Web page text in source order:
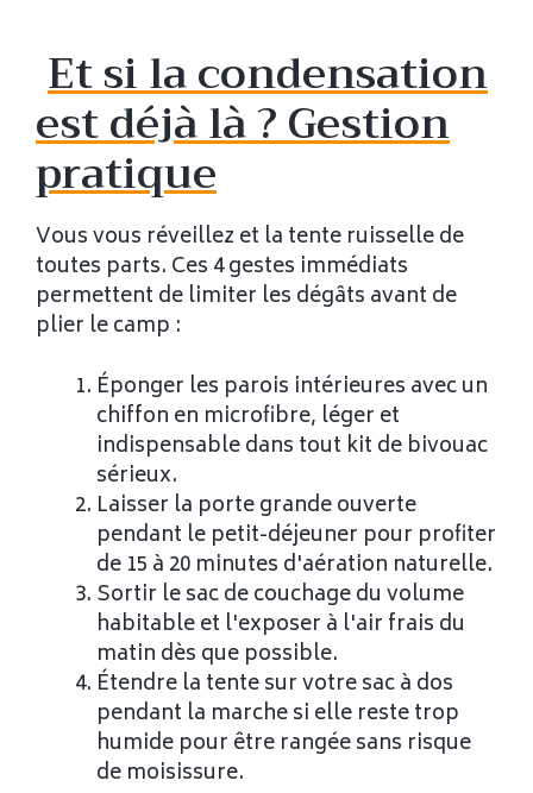
Et si la condensation
est déjà là ? Gestion
pratique
Vous vous réveillez et la tente ruisselle de
toutes parts. Ces 4 gestes immédiats
permettent de limiter les dégâts avant de
plier le camp :
Éponger les parois intérieures avec un
chiffon en microfibre, léger et
indispensable dans tout kit de bivouac
sérieux.
Laisser la porte grande ouverte
pendant le petit-déjeuner pour profiter
de 15 à 20 minutes d'aération naturelle.
Sortir le sac de couchage du volume
habitable et l'exposer à l'air frais du
matin dès que possible.
Étendre la tente sur votre sac à dos
pendant la marche si elle reste trop
humide pour être rangée sans risque
de moisissure.